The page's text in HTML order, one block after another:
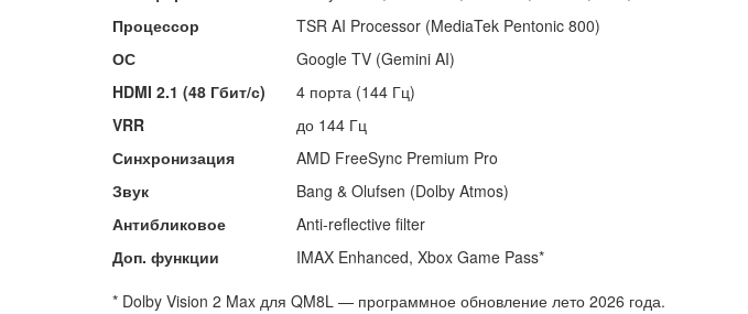
Процессор
TSR AI Processor (MediaTek Pentonic 800)
ОС
Google TV (Gemini AI)
HDMI 2.1 (48 Гбит/с)
4 порта (144 Гц)
VRR
до 144 Гц
Синхронизация
AMD FreeSync Premium Pro
Звук
Bang & Olufsen (Dolby Atmos)
Антибликовое
Anti-reflective filter
Доп. функции
IMAX Enhanced, Xbox Game Pass*
* Dolby Vision 2 Max для QM8L — программное обновление лето 2026 года.